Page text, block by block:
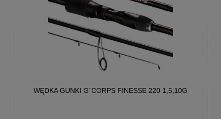
WĘDKA GUNKI G`CORPS FINESSE 220 1,5,10G